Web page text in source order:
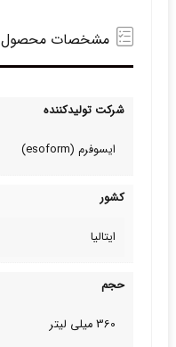
مشخصات محصول
شرکت تولیدکننده
ایسوفرم (esoform)
کشور
ایتالیا
حجم
360 میلی لیتر